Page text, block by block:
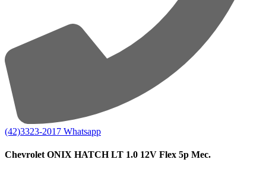
(42)3323-2017 Whatsapp
Chevrolet ONIX HATCH LT 1.0 12V Flex 5p Mec.